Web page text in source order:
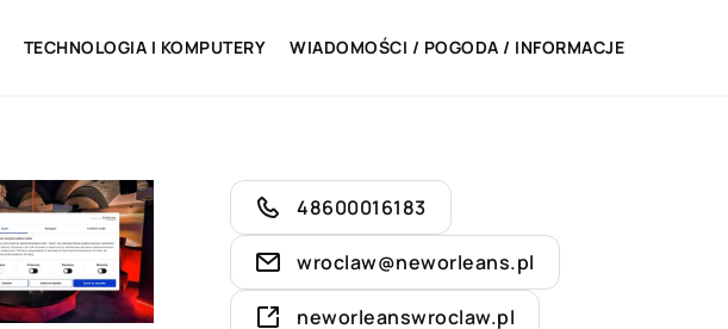
TECHNOLOGIA I KOMPUTERY WIADOMOŚCI / POGODA / INFORMACJE
48600016183
wroclaw@neworleans.pl
neworleanswroclaw.pl